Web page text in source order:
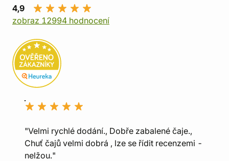
4,9
zobraz 12994 hodnocení
"Velmi rychlé dodání., Dobře zabalené čaje.,
Chuť čajů velmi dobrá , lze se řídit recenzemi -
nelžou."